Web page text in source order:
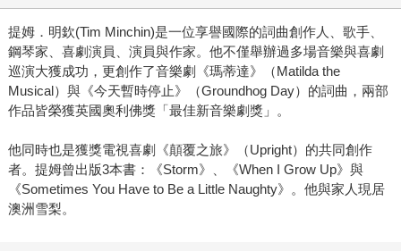
提姆．明欽(Tim Minchin)是一位享譽國際的詞曲創作人、歌手、
鋼琴家、喜劇演員、演員與作家。他不僅舉辦過多場音樂與喜劇
巡演大獲成功，更創作了音樂劇《瑪蒂達》（Matilda the
Musical）與《今天暫時停止》（Groundhog Day）的詞曲，兩部
作品皆榮獲英國奧利佛獎「最佳新音樂劇獎」。
他同時也是獲獎電視喜劇《顛覆之旅》（Upright）的共同創作
者。提姆曾出版3本書：《Storm》、《When I Grow Up》與
《Sometimes You Have to Be a Little Naughty》。他與家人現居
澳洲雪梨。